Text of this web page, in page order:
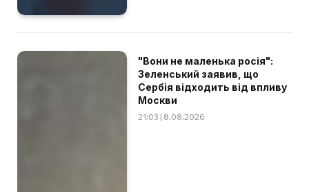
"Вони не маленька росія":
Зеленський заявив, що
Сербія відходить від впливу
Москви
21:03 | 8.08.2026